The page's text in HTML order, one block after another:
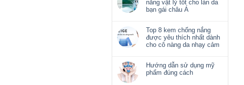
nắng vật lý tốt cho làn da
bạn gái châu Á
Top 8 kem chống nắng
được yêu thích nhất dành
cho cô nàng da nhạy cảm
Hướng dẫn sử dụng mỹ
phẩm đúng cách